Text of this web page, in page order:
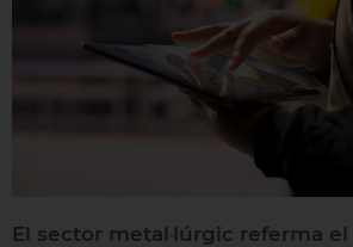
El sector metal·lúrgic referma